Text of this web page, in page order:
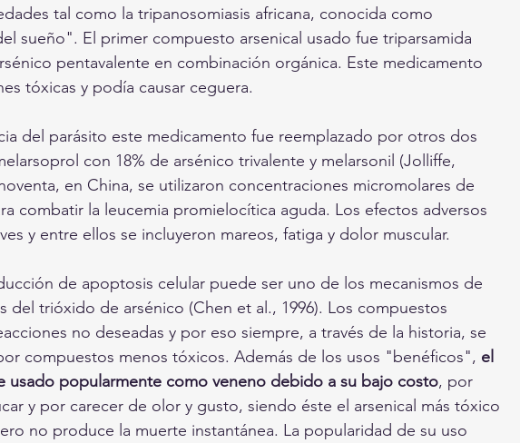
tal como la tripanosomiasis africana, conocida como
sueño". El primer compuesto arsenical usado fue triparsamida
pentavalente en combinación orgánica. Este medicamento
tóxicas y podía causar ceguera.
del parásito este medicamento fue reemplazado por otros dos
con 18% de arsénico trivalente y melarsonil (Jolliffe,
en China, se utilizaron concentraciones micromolares de
combatir la leucemia promielocítica aguda. Los efectos adversos
y entre ellos se incluyeron mareos, fatiga y dolor muscular.
de apoptosis celular puede ser uno de los mecanismos de
del trióxido de arsénico (Chen et al., 1996). Los compuestos
no deseadas y por eso siempre, a través de la historia, se
compuestos menos tóxicos. Además de los usos "benéficos", el
usado popularmente como veneno debido a su bajo costo, por
y por carecer de olor y gusto, siendo éste el arsenical más tóxico
no produce la muerte instantánea. La popularidad de su uso